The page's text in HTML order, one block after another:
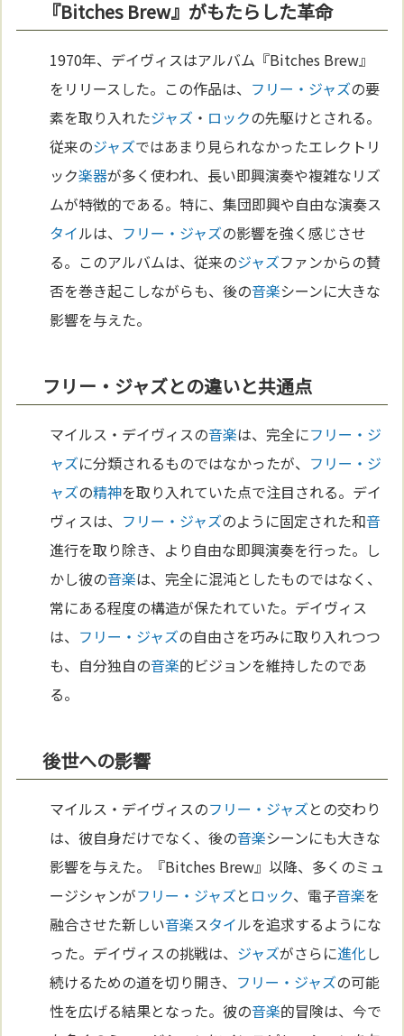
『Bitches Brew』がもたらした革命
1970年、デイヴィスはアルバム『Bitches Brew』
をリリースした。この作品は、 フリー・ジャズの要
素を取り入れたジャズ ・ ロックの先駆けとされる。
従来のジャズではあまり見られなかったエレクトリ
ック楽器が多く使われ、長い即興演奏や複雑なリズ
ムが特徴的である。特に、集団即興や自由な演奏ス
タイルは、 フリー・ジャズの影響を強く感じさせ
る。このアルバムは、従来のジャズファンからの賛
否を巻き起こしながらも、後の音楽シーンに大きな
影響を与えた。
フリー・ジャズとの違いと共通点
マイルス・デイヴィスの音楽は、完全にフリー・ジ
ャズに分類されるものではなかったが、 フリー・ジ
ャズの精神を取り入れていた点で注目される。デイ
ヴィスは、 フリー・ジャズのように固定された和音
進行を取り除き、より自由な即興演奏を行った。し
かし彼の音楽は、完全に混沌としたものではなく、
常にある程度の構造が保たれていた。デイヴィス
は、 フリー・ジャズの自由さを巧みに取り入れつつ
も、自分独自の音楽的ビジョンを維持したのであ
る。
後世への影響
マイルス・デイヴィスのフリー・ジャズとの交わり
は、彼自身だけでなく、後の音楽シーンにも大きな
影響を与えた。『Bitches Brew』以降、多くのミュ
ージシャンがフリー・ジャズと ロック、電子音楽を
融合させた新しい音楽スタイルを追求するようにな
った。デイヴィスの挑戦は、 ジャズがさらに進化し
続けるための道を切り開き、 フリー・ジャズの可能
性を広げる結果となった。彼の音楽的冒険は、今で